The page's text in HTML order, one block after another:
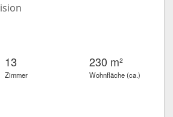
13
Zimmer
230 m²
Wohnfläche (ca.)